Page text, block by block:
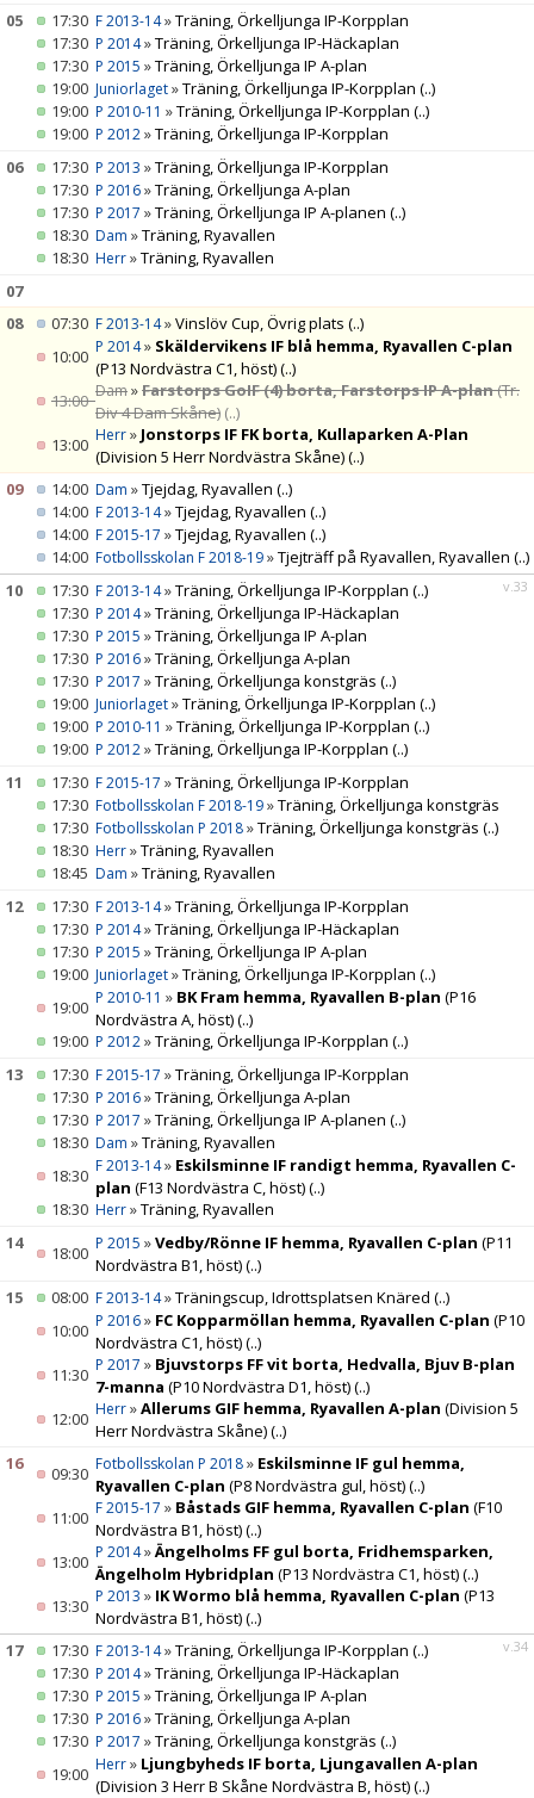
05
17:30 F 2013-14»Träning, Örkelljunga IP-Korpplan
17:30 P 2014»Träning, Örkelljunga IP-Häckaplan
17:30 P 2015 »Träning, Örkelljunga IP A-plan
19:00 Juniorlaget»Träning, Örkelljunga IP-Korpplan (..)
19:00 P 2010-11 »Träning, Örkelljunga IP-Korpplan (..)
19:00 P 2012»Träning, Örkelljunga IP-Korpplan
06
17:30 P 2013 »Träning, Örkelljunga IP-Korpplan
17:30 P 2016»Träning, Örkelljunga A-plan
17:30 P 2017 »Träning, Örkelljunga IP A-planen (..)
18:30 Dam »Träning, Ryavallen
18:30 Herr»Träning, Ryavallen
07
08
07:30 F 2013-14»Vinslöv Cup, Övrig plats (..)
10:00 P 2014» Skäldervikens IF blå hemma, Ryavallen C-plan
(P13 Nordvästra C1, höst)(..)
13:00Dam»Farstorps GoIF (4) borta, Farstorps IP A-plan(Tr.
Div 4 Dam Skåne) (..)
13:00 Herr» Jonstorps IF FK borta, Kullaparken A-Plan
(Division 5 Herr Nordvästra Skåne)(..)
09
14:00 Dam »Tjejdag, Ryavallen (..)
14:00 F 2013-14»Tjejdag, Ryavallen (..)
14:00 F 2015-17 »Tjejdag, Ryavallen (..)
14:00 Fotbollsskolan F 2018-19»Tjejträff på Ryavallen, Ryavallen (..)
v.33
10 17:30 F 2013-14»Träning, Örkelljunga IP-Korpplan (..)
17:30 P 2014»Träning, Örkelljunga IP-Häckaplan
17:30 P 2015 »Träning, Örkelljunga IP A-plan
17:30 P 2016»Träning, Örkelljunga A-plan
17:30 P 2017 »Träning, Örkelljunga konstgräs (..)
19:00 Juniorlaget»Träning, Örkelljunga IP-Korpplan (..)
19:00 P 2010-11 »Träning, Örkelljunga IP-Korpplan (..)
19:00 P 2012»Träning, Örkelljunga IP-Korpplan (..)
11
17:30 F 2015-17 »Träning, Örkelljunga IP-Korpplan
17:30 Fotbollsskolan F 2018-19»Träning, Örkelljunga konstgräs
17:30 Fotbollsskolan P 2018»Träning, Örkelljunga konstgräs (..)
18:30 Herr»Träning, Ryavallen
18:45 Dam »Träning, Ryavallen
12
17:30 F 2013-14»Träning, Örkelljunga IP-Korpplan
17:30 P 2014»Träning, Örkelljunga IP-Häckaplan
17:30 P 2015 »Träning, Örkelljunga IP A-plan
19:00 Juniorlaget»Träning, Örkelljunga IP-Korpplan (..)
19:00 P 2010-11 » BK Fram hemma, Ryavallen B-plan (P16
Nordvästra A, höst)(..)
19:00 P 2012»Träning, Örkelljunga IP-Korpplan (..)
13
17:30 F 2015-17 »Träning, Örkelljunga IP-Korpplan
17:30 P 2016»Träning, Örkelljunga A-plan
17:30 P 2017 »Träning, Örkelljunga IP A-planen (..)
18:30 Dam »Träning, Ryavallen
18:30 F 2013-14» Eskilsminne IF randigt hemma, Ryavallen C-
plan (F13 Nordvästra C, höst)(..)
18:30 Herr»Träning, Ryavallen
14
18:00 P 2015 »Vedby/Rönne IF hemma, Ryavallen C-plan (P11
Nordvästra B1, höst)(..)
15
08:00 F 2013-14»Träningscup, Idrottsplatsen Knäred (..)
10:00 P 2016» FC Kopparmöllan hemma, Ryavallen C-plan (P10
Nordvästra C1, höst)(..)
11:30 P 2017 » Bjuvstorps FF vit borta, Hedvalla, Bjuv B-plan
7-manna (P10 Nordvästra D1, höst)(..)
12:00 Herr»Allerums GIF hemma, Ryavallen A-plan (Division 5
Herr Nordvästra Skåne)(..)
16
09:30 Fotbollsskolan P 2018» Eskilsminne IF gul hemma,
Ryavallen C-plan (P8 Nordvästra gul, höst)(..)
11:00 F 2015-17 » Båstads GIF hemma, Ryavallen C-plan (F10
Nordvästra B1, höst)(..)
13:00 P 2014»Ängelholms FF gul borta, Fridhemsparken,
Ängelholm Hybridplan (P13 Nordvästra C1, höst)(..)
13:30 P 2013 » IK Wormo blå hemma, Ryavallen C-plan (P13
Nordvästra B1, höst)(..)
v.34
17 17:30 F 2013-14»Träning, Örkelljunga IP-Korpplan (..)
17:30 P 2014»Träning, Örkelljunga IP-Häckaplan
17:30 P 2015 »Träning, Örkelljunga IP A-plan
17:30 P 2016»Träning, Örkelljunga A-plan
17:30 P 2017 »Träning, Örkelljunga konstgräs (..)
19:00 Herr» Ljungbyheds IF borta, Ljungavallen A-plan
(Division 3 Herr B Skåne Nordvästra B, höst)(..)